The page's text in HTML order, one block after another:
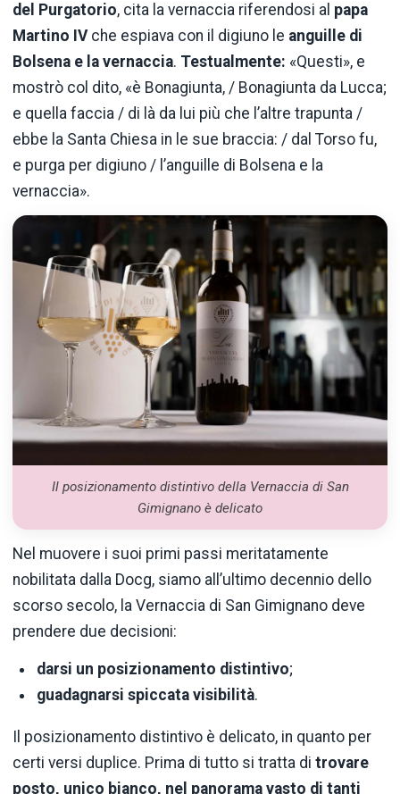
del Purgatorio, cita la vernaccia riferendosi al papa
Martino IVche espiava con il digiuno le anguille di
Bolsena e la vernaccia. Testualmente: «Questi», e
mostrò col dito, «è Bonagiunta, / Bonagiunta da Lucca;
e quella faccia / di là da lui più che l’altre trapunta /
ebbe la Santa Chiesa in le sue braccia: / dal Torso fu,
e purga per digiuno / l’anguille di Bolsena e la
vernaccia».
Il posizionamento distintivo della Vernaccia di San
Gimignano è delicato
Nel muovere i suoi primi passi meritatamente
nobilitata dalla Docg, siamo all’ultimo decennio dello
scorso secolo, la Vernaccia di San Gimignano deve
prendere due decisioni:
darsi un posizionamento distintivo;
guadagnarsi spiccata visibilità.
Il posizionamento distintivo è delicato, in quanto per
certi versi duplice. Prima di tutto si tratta di trovare
posto, unico bianco, nel panorama vasto di tanti